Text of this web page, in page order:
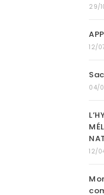
29/
12/
04/
12/